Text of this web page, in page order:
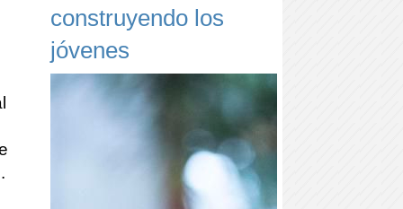
construyendo los
jóvenes